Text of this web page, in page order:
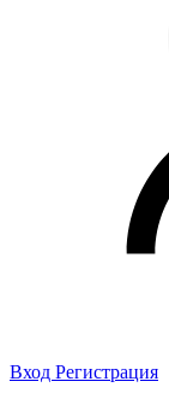
Вход Регистрация